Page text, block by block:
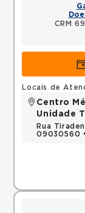
CRM
Locais de
Centro
Unidade
Rua
09030560